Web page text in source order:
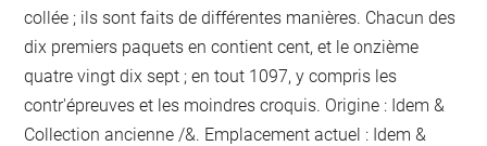
collée ; ils sont faits de différentes manières. Chacun des
dix premiers paquets en contient cent, et le onzième
quatre vingt dix sept ; en tout 1097, y compris les
contr'épreuves et les moindres croquis. Origine : Idem &
Collection ancienne /&. Emplacement actuel : Idem &